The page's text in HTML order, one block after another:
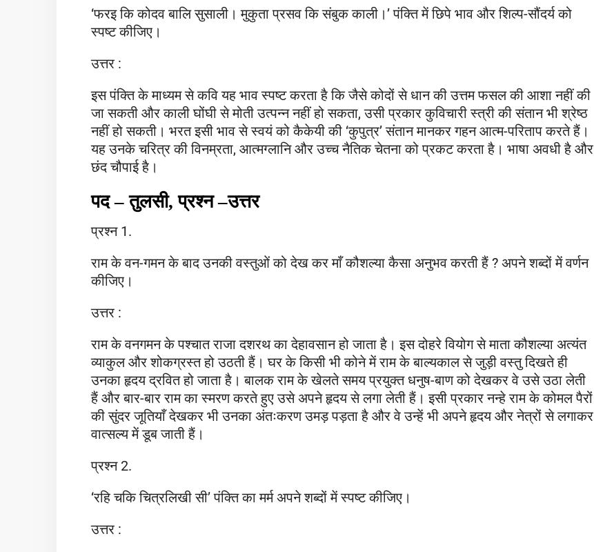
‘फरइ कि कोदव बालि सुसाली। मुकुता प्रसव कि संबुक काली।’ पंक्ति में छिपे भाव और शिल्प-सौंदर्य को
स्पष्ट कीजिए।
उत्तर :
इस पंक्ति के माध्यम से कवि यह भाव स्पष्ट करता है कि जैसे कोदों से धान की उत्तम फसल की आशा नहीं की
जा सकती और काली घोंघी से मोती उत्पन्न नहीं हो सकता, उसी प्रकार कुविचारी स्त्री की संतान भी श्रेष्ठ
नहीं हो सकती। भरत इसी भाव से स्वयं को कैकेयी की ‘कुपुत्र’ संतान मानकर गहन आत्म-परिताप करते हैं।
यह उनके चरित्र की विनम्रता, आत्मग्लानि और उच्च नैतिक चेतना को प्रकट करता है। भाषा अवधी है और
छंद चौपाई है।
पद – तुलसी, प्रश्न–उत्तर
प्रश्न 1.
राम के वन-गमन के बाद उनकी वस्तुओं को देख कर माँ कौशल्या कैसा अनुभव करती हैं ? अपने शब्दों में वर्णन
कीजिए।
उत्तर :
राम के वनगमन के पश्चात राजा दशरथ का देहावसान हो जाता है। इस दोहरे वियोग से माता कौशल्या अत्यंत
व्याकुल और शोकग्रस्त हो उठती हैं। घर के किसी भी कोने में राम के बाल्यकाल से जुड़ी वस्तु दिखते ही
उनका हृदय द्रवित हो जाता है। बालक राम के खेलते समय प्रयुक्त धनुष-बाण को देखकर वे उसे उठा लेती
हैं और बार-बार राम का स्मरण करते हुए उसे अपने हृदय से लगा लेती हैं। इसी प्रकार नन्हे राम के कोमल पैरों
की सुंदर जूतियाँ देखकर भी उनका अंतःकरण उमड़ पड़ता है और वे उन्हें भी अपने हृदय और नेत्रों से लगाकर
वात्सल्य में डूब जाती हैं।
प्रश्न 2.
‘रहि चकि चित्रलिखी सी’ पंक्ति का मर्म अपने शब्दों में स्पष्ट कीजिए।
उत्तर :